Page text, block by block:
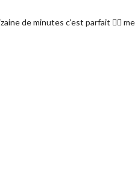
de minutes c'est parfait 👌🏻